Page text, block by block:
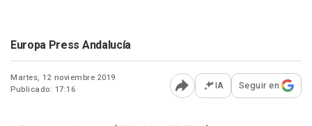
Europa Press Andalucía
Martes, 12 noviembre 2019
Publicado: 17:16
Abrir opciones para
IA Seguir en